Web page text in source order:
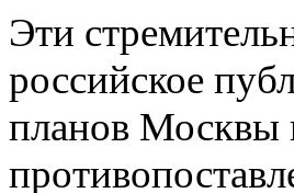
Эти
российское
планов Москвы